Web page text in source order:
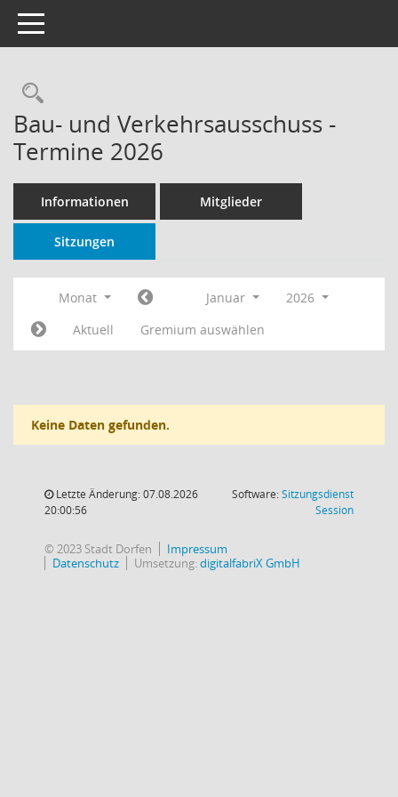
Toggle navigation
Rechercheauswahl
Bau- und Verkehrsausschuss -
Termine 2026
Informationen Mitglieder
Sitzungen
Monat Januar
2026
Aktuell
Gremium auswählen
Keine Daten gefunden.
Letzte Änderung: 07.08.2026
20:00:56
Software:Sitzungsdienst
Session(Wird in
© 2023 Stadt Dorfen
Impressum
Datenschutz
Umsetzung:digitalfabriX GmbH